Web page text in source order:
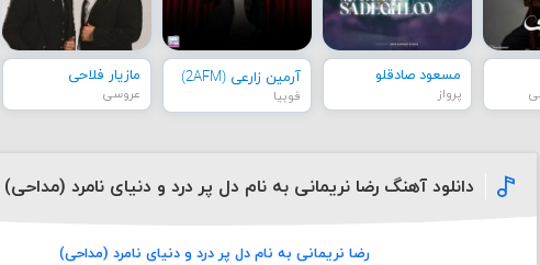
مسعود صادقلو
پرواز
آرمین زارعی (2AFM)
فوبیا
مازیار فلاحی
عروسی
دانلود آهنگ رضا نریمانی به نام دل پر درد و دنیای نامرد (مداحی)
رضا نریمانی به نام دل پر درد و دنیای نامرد (مداحی)